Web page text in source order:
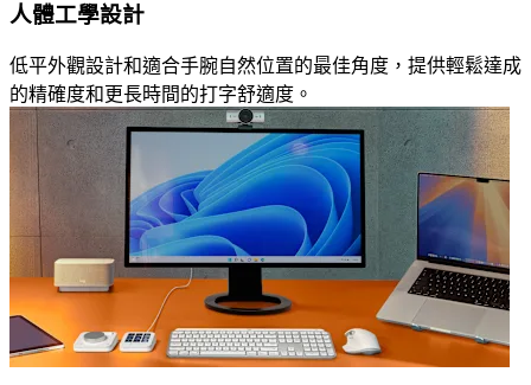
人體工學設計
低平外觀設計和適合手腕自然位置的最佳角度，提供輕鬆達成
的精確度和更長時間的打字舒適度。